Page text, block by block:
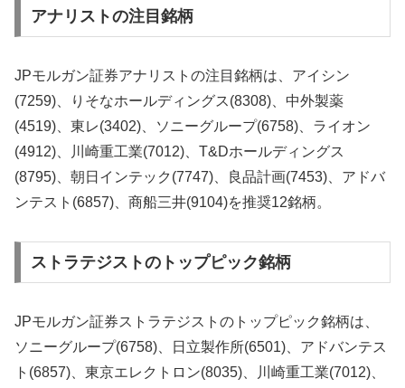
アナリストの注目銘柄
JPモルガン証券アナリストの注目銘柄は、アイシン
(7259)、りそなホールディングス(8308)、中外製薬
(4519)、東レ(3402)、ソニーグループ(6758)、ライオン
(4912)、川崎重工業(7012)、T&Dホールディングス
(8795)、朝日インテック(7747)、良品計画(7453)、アドバ
ンテスト(6857)、商船三井(9104)を推奨12銘柄。
ストラテジストのトップピック銘柄
JPモルガン証券ストラテジストのトップピック銘柄は、
ソニーグループ(6758)、日立製作所(6501)、アドバンテス
ト(6857)、東京エレクトロン(8035)、川崎重工業(7012)、